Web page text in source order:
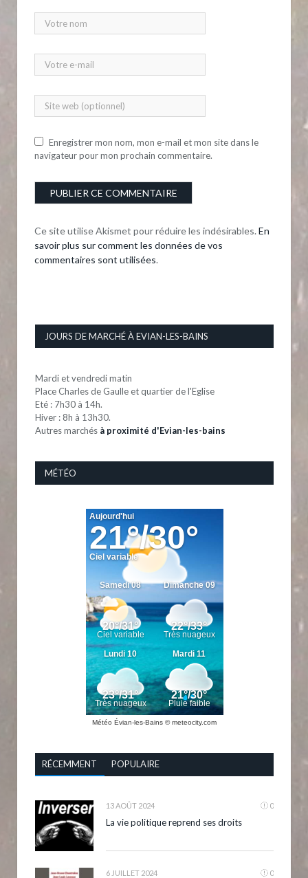
Enregistrer mon nom, mon e-mail et mon site dans le
navigateur pour mon prochain commentaire.
Ce site utilise Akismet pour réduire les indésirables. En
savoir plus sur comment les données de vos
commentaires sont utilisées.
JOURS DE MARCHÉ À EVIAN-LES-BAINS
Mardi et vendredi matin
Place Charles de Gaulle et quartier de l'Eglise
Eté : 7h30 à 14h.
Hiver : 8h à 13h30.
Autres marchés à proximité d'Evian-les-bains
MÉTÉO
Météo Évian-les-Bains © meteocity.com
RÉCEMMENT POPULAIRE
13 AOÛT 2024 0
La vie politique reprend ses droits
6 JUILLET 2024 0